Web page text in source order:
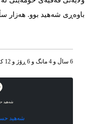
باوەڕی شەهید بوو. هەزار
6 ساڵ و 4 مانگ و 6 ڕۆژ و 12 کاتژمێر و له‌مه‌وپێش‌
شەهید
شەهید